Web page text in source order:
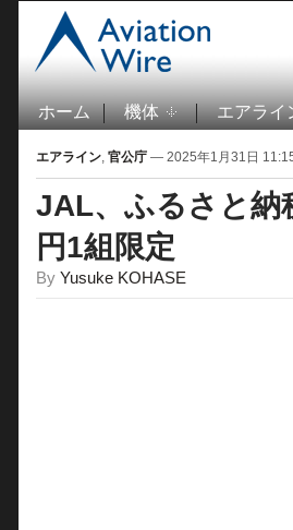
ホーム 機体 エアライ
エアライン, 官公庁 — 2025年1月31日
JAL、ふるさと
円1組限定
By Yusuke KOHASE